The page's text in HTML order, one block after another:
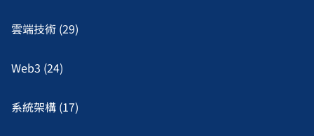
雲端技術 (29)
Web3 (24)
系統架構 (17)